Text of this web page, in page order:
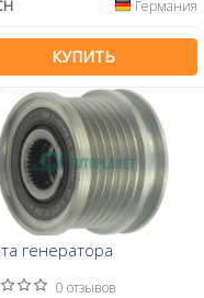
Германия
КУПИТЬ
генератора
0 отзывов